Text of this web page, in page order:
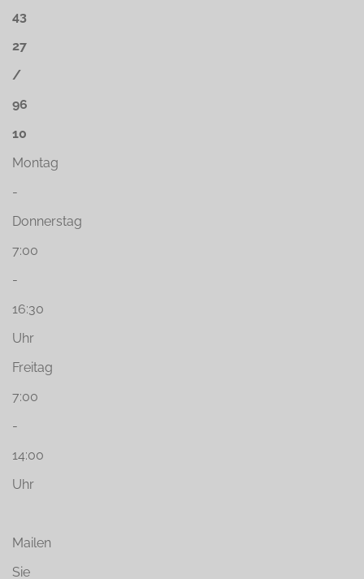
43
27
/
96
10
Montag
-
Donnerstag
7:00
-
16:30
Uhr
Freitag
7:00
-
14:00
Uhr
Mailen
Sie